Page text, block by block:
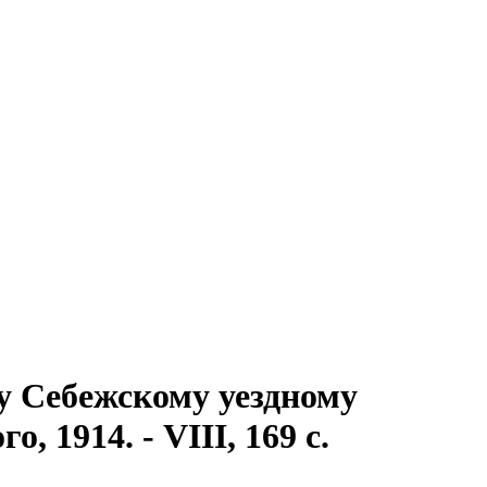
Себежскому уездному
1914. - VIII, 169 с.